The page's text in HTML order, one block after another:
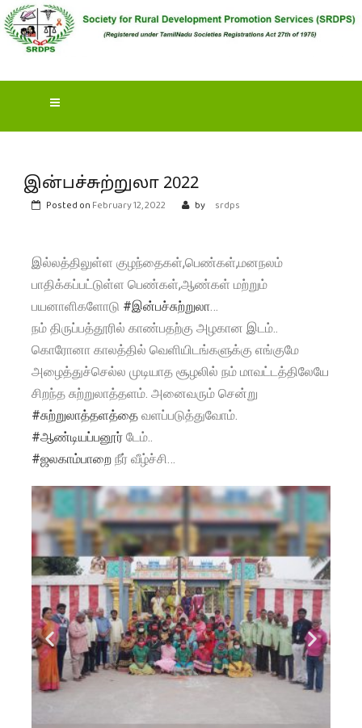
S OCIETY FOR RURAL
DEVELOPMENT
(SRDPS)
இன்பச்சுற்றுலா 2022
Posted on February 12, 2022 by srdps
இல்லத்திலுள்ள குழந்தைகள்,பெண்கள்,மனநலம்
பாதிக்கப்பட்டுள்ள பெண்கள்,ஆண்கள் மற்றும்
பயனாளிகளோடு #இன்பச்சுற்றுலா
நம் திருப்பத்தூரில் காண்பதற்கு அழகான இடம்..
கொரோனா காலத்தில் வெளியிடங்களுக்கு எங்குமே
அழைத்துச்செல்ல முடியாத சூழலில் நம் மாவட்டத்திலேயே
சிறந்த சுற்றுலாத்தளம். அனைவரும் சென்று
#சுற்றுலாத்தளத்தை வளப்படுத்துவோம்.
#ஆண்டியப்பனூர் டேம்..
#ஜலகாம்பாறை நீர் வீழ்ச்சி…